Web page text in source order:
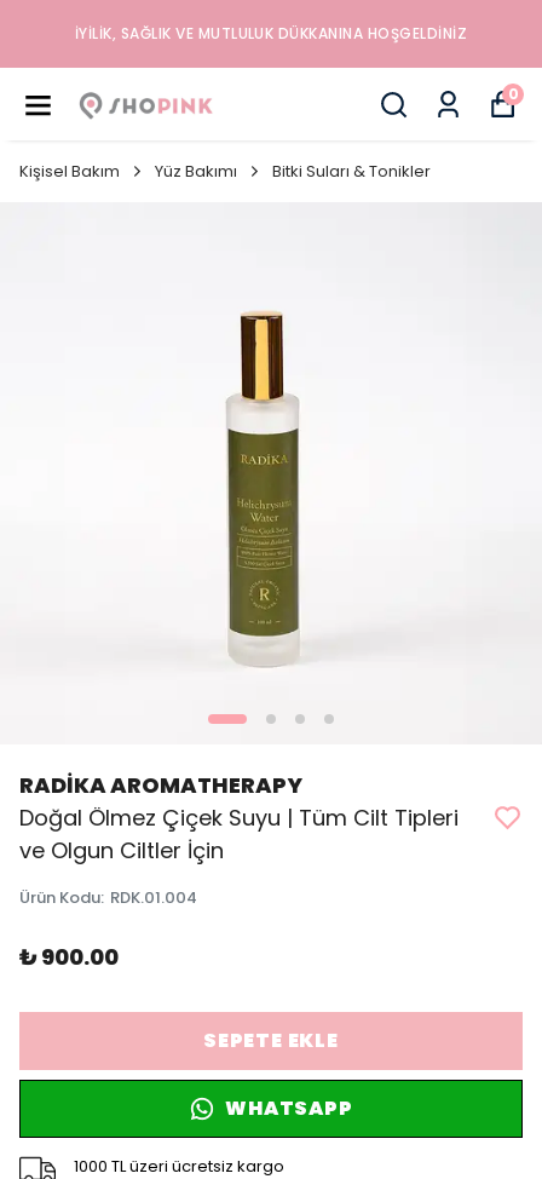
İYILIK, SAĞLIK VE MUTLULUK DÜKKANINA HOŞGELDINIZ
0
Kişisel Bakım Yüz Bakımı Bitki Suları & Tonikler
RADİKA AROMATHERAPY
Doğal Ölmez Çiçek Suyu | Tüm Cilt Tipleri
ve Olgun Ciltler İçin
Ürün Kodu: RDK.01.004
₺ 900.00
SEPETE EKLE
WHATSAPP
1000 TL üzeri ücretsiz kargo